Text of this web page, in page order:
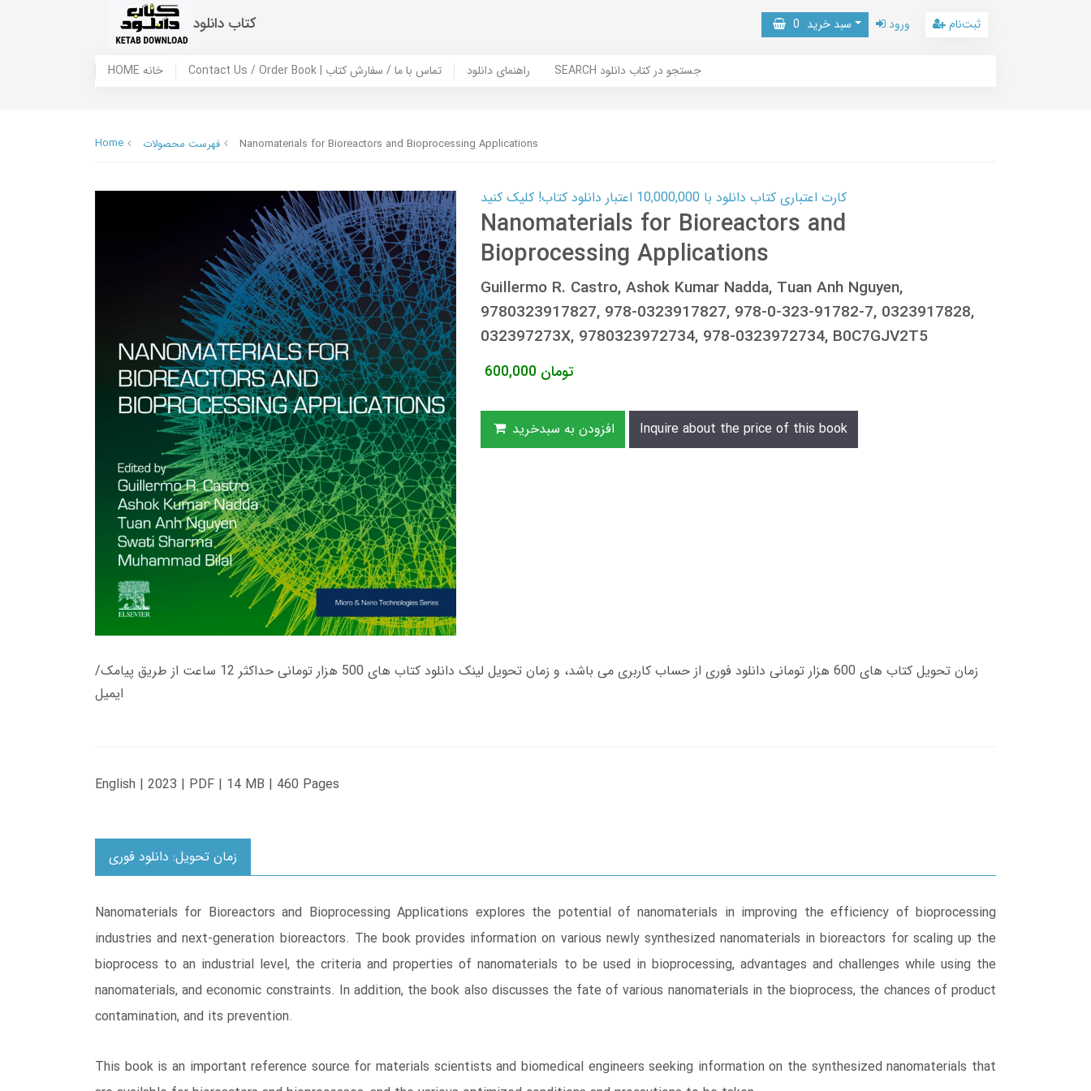
کتاب دانلود سبد خرید 0 ورود ثبت‌نام
HOME خانه Contact Us / Order Book | تماس با ما / سفارش کتاب راهنمای دانلود SEARCH جستجو در کتاب دانلود
Home فهرست محصولات Nanomaterials for Bioreactors and Bioprocessing Applications
کارت اعتباری کتاب دانلود با 10,000,000 اعتبار دانلود کتاب! کلیک کنید
Nanomaterials for Bioreactors and
Bioprocessing Applications
Guillermo R. Castro, Ashok Kumar Nadda, Tuan Anh Nguyen,
9780323917827, 978-0323917827, 978-0-323-91782-7, 0323917828,
032397273X, 9780323972734, 978-0323972734, B0C7GJV2T5
600,000 تومان
افزودن به سبدخرید Inquire about the price of this book
زمان تحویل کتاب های 600 هزار تومانی دانلود فوری از حساب کاربری می باشد، و زمان تحویل لینک دانلود کتاب های 500 هزار تومانی حداکثر 12 ساعت از طریق پیامک/
ایمیل
English | 2023 | PDF | 14 MB | 460 Pages
زمان تحویل: دانلود فوری
Nanomaterials for Bioreactors and Bioprocessing Applications explores the potential of nanomaterials in improving the efficiency of bioprocessing
industries and next-generation bioreactors. The book provides information on various newly synthesized nanomaterials in bioreactors for scaling up the
bioprocess to an industrial level, the criteria and properties of nanomaterials to be used in bioprocessing, advantages and challenges while using the
nanomaterials, and economic constraints. In addition, the book also discusses the fate of various nanomaterials in the bioprocess, the chances of product
contamination, and its prevention.
This book is an important reference source for materials scientists and biomedical engineers seeking information on the synthesized nanomaterials that